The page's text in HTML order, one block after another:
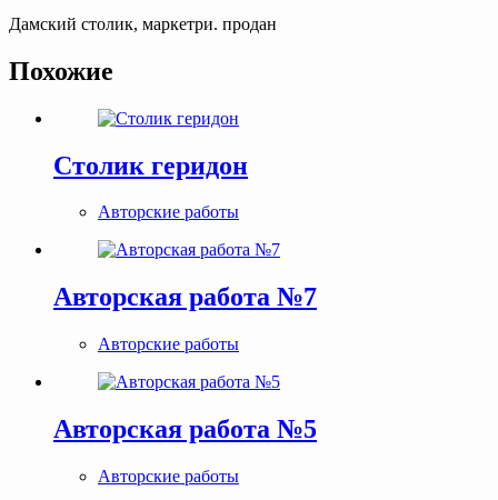
Дамский столик, маркетри. продан
Похожие
Столик геридон
Авторские работы
Авторская работа №7
Авторские работы
Авторская работа №5
Авторские работы